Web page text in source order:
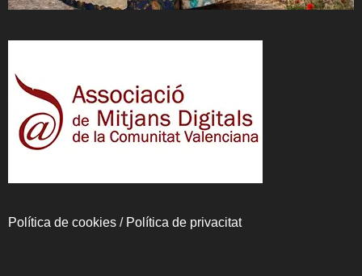
Política de cookies / Política de privacitat